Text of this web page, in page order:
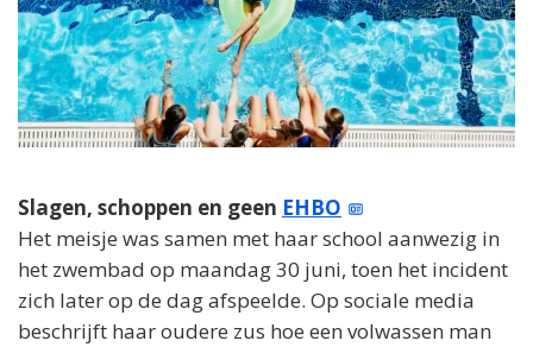
Slagen, schoppen en geen EHBO
Het meisje was samen met haar school aanwezig in
het zwembad op maandag 30 juni, toen het incident
zich later op de dag afspeelde. Op sociale media
beschrijft haar oudere zus hoe een volwassen man